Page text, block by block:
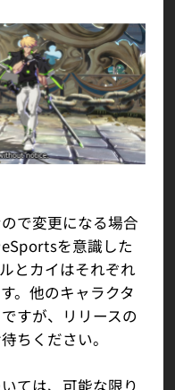
で変更になる場合
を意識した
とカイはそれぞれ
。他のキャラクタ
すが、リリースの
ちください。